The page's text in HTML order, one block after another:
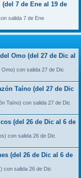
7 de Ene al 19 de
salida 7 de Ene
Omo (del 27 de Dic al
con salida 27 de Dic
Taíno (del 27 de Dic
Taíno) con salida 27 de Dic
(del 26 de Dic al 6 de
con salida 26 de Dic
(del 26 de Dic al 6 de
con salida 26 de Dic